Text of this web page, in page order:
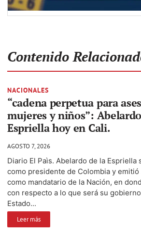
Contenido
NACIONALES
“cadena perpetua para
mujeres y niños”:
Espriella hoy en Cali.
AGOSTO 7, 2026
Diario El Paìs. Abelardo de la Espriella
como presidente de Colombia y
como mandatario de la Nación, en
con respecto a lo que será su
Estado...
Leer más